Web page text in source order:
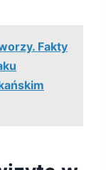
Fakty